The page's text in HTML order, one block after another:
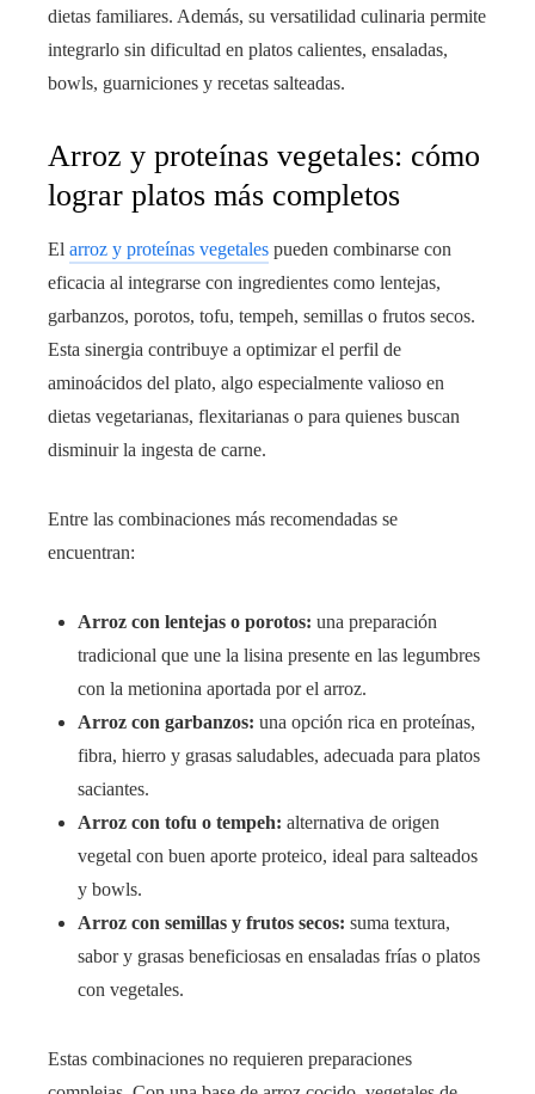
dietas familiares. Además, su versatilidad culinaria permite
integrarlo sin dificultad en platos calientes, ensaladas,
bowls, guarniciones y recetas salteadas.
Arroz y proteínas vegetales: cómo
lograr platos más completos
El arroz y proteínas vegetales pueden combinarse con
eficacia al integrarse con ingredientes como lentejas,
garbanzos, porotos, tofu, tempeh, semillas o frutos secos.
Esta sinergia contribuye a optimizar el perfil de
aminoácidos del plato, algo especialmente valioso en
dietas vegetarianas, flexitarianas o para quienes buscan
disminuir la ingesta de carne.
Entre las combinaciones más recomendadas se
encuentran:
Arroz con lentejas o porotos: una preparación
tradicional que une la lisina presente en las legumbres
con la metionina aportada por el arroz.
Arroz con garbanzos: una opción rica en proteínas,
fibra, hierro y grasas saludables, adecuada para platos
saciantes.
Arroz con tofu o tempeh: alternativa de origen
vegetal con buen aporte proteico, ideal para salteados
y bowls.
Arroz con semillas y frutos secos: suma textura,
sabor y grasas beneficiosas en ensaladas frías o platos
con vegetales.
Estas combinaciones no requieren preparaciones